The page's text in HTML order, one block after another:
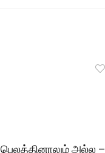
பெலத்தினாலும் அல்ல –